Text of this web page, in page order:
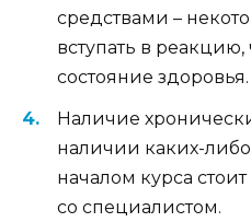
средствами –
вступать в
состояние здоровья.
Наличие
наличии каких-
началом курса
со специалистом.